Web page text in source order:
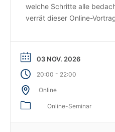
welche Schritte alle
verrät dieser Online-
03 NOV. 2026
20:00 - 22:00
Online
Online-Seminar